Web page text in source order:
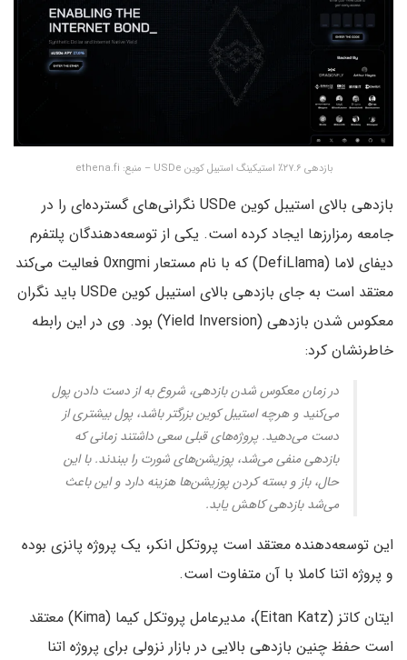
بازدهی ۲۷.۶٪ استیکینگ استیبل کوین USDe – منبع: ethena.fi
بازدهی بالای استیبل کوین USDe نگرانی‌های گسترده‌ای را در
جامعه رمزارزها ایجاد کرده است. یکی از توسعه‌دهندگان پلتفرم
دیفای لاما (DefiLlama) که با نام مستعار 0xngmi فعالیت می‌کند
معتقد است به جای بازدهی بالای استیبل کوین USDe باید نگران
معکوس شدن بازدهی (Yield Inversion) بود. وی در این رابطه
خاطرنشان کرد:
در زمان معکوس شدن بازدهی، شروع به از دست دادن پول
می‌کنید و هرچه استیبل کوین بزرگتر باشد، پول بیشتری از
دست می‌دهید. پروژه‌های قبلی سعی داشتند زمانی که
بازدهی منفی می‌شد، پوزیشن‌های شورت را ببندند. با این
حال، باز و بسته کردن پوزیشن‌ها هزینه دارد و این باعث
می‌شد بازدهی کاهش یابد.
این توسعه‌دهنده معتقد است پروتکل انکر، یک پروژه پانزی بوده
و پروژه اتنا کاملا با آن متفاوت است.
ایتان کاتز (Eitan Katz)، مدیرعامل پروتکل کیما (Kima) معتقد
است حفظ چنین بازدهی بالایی در بازار نزولی برای پروژه اتنا